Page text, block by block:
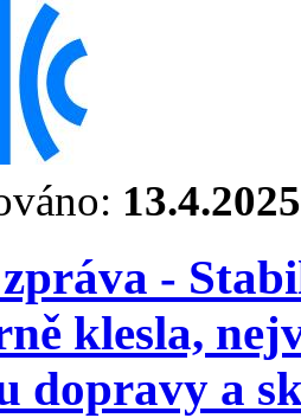
13.4.2025
-
klesla,
dopravy a